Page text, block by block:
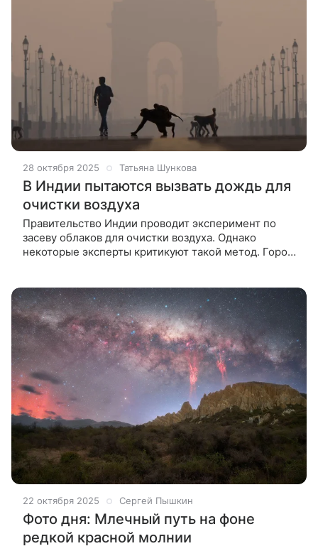
28 октября 2025 Татьяна Шункова
В Индии пытаются вызвать дождь для
очистки воздуха
Правительство Индии проводит эксперимент по
засеву облаков для очистки воздуха. Однако
некоторые эксперты критикуют такой метод. Город
22 октября 2025 Сергей Пышкин
Фото дня: Млечный путь на фоне
редкой красной молнии